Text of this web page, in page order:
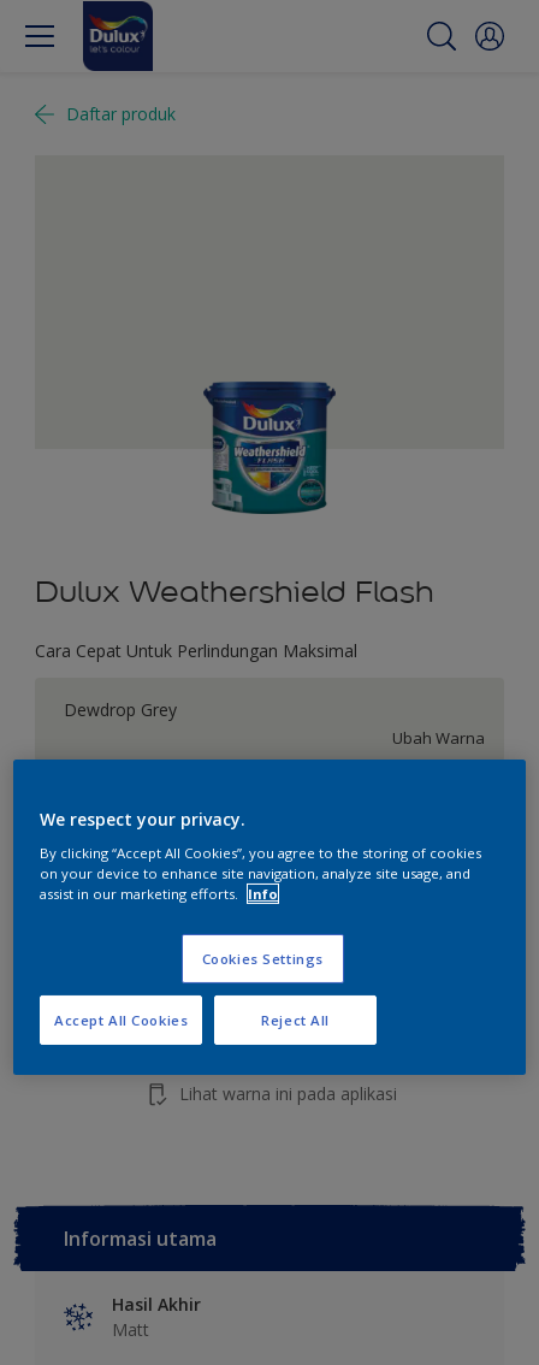
Daftar produk
Dulux Weathershield Flash
Cara Cepat Untuk Perlindungan Maksimal
Dewdrop Grey
Ubah Warna
2.5 L 20 L
Kalkulator cat
Tambahkan ke Ruang Kerja Temukan Toko
Lihat warna ini pada aplikasi
Informasi utama
Hasil Akhir
Matt
We respect your privacy.
By clicking “Accept All Cookies”, you agree to the storing of cookies
on your device to enhance site navigation, analyze site usage, and
assist in our marketing efforts.
Info
Cookies Settings
Reject All
Accept All Cookies